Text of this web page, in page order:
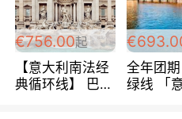
€756.00起
【意大利南法经
典循环线】 巴黎
全年团
绿线 「